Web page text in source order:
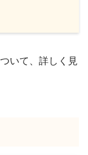
いて、詳しく見